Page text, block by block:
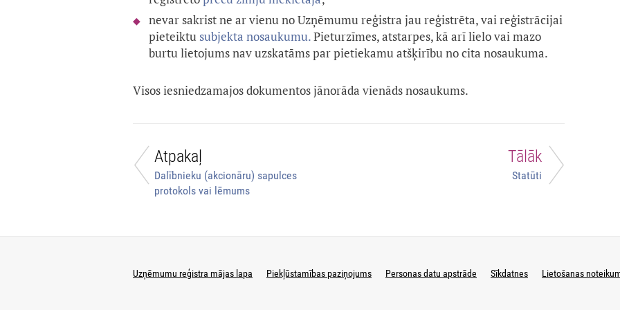
nevar sakrist ne ar vienu no Uzņēmumu reģistra jau reģistrēta, vai reģistrācijai
pieteiktu subjekta nosaukumu.Pieturzīmes, atstarpes, kā arī lielo vai mazo
burtu lietojums nav uzskatāms par pietiekamu atšķirību no cita nosaukuma.
Visos iesniedzamajos dokumentos jānorāda vienāds nosaukums.
Tālāk
Statūti
Atpakaļ
Dalībnieku (akcionāru) sapulces
protokols vai lēmums
Uzņēmumu reģistra mājas lapa Piekļūstamības paziņojums Personas datu apstrāde Sīkdatnes Lietošanas